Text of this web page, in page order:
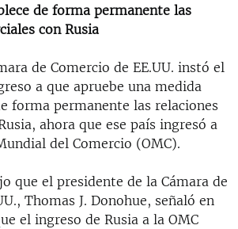
RUSA EN AMÉRICA LATINA
de forma permanente las
con Rusia
de Comercio de EE.UU. instó el
a que apruebe una medida
forma permanente las relaciones
ahora que ese país ingresó a
del Comercio (OMC).
que el presidente de la Cámara de
Thomas J. Donohue, señaló en
el ingreso de Rusia a la OMC